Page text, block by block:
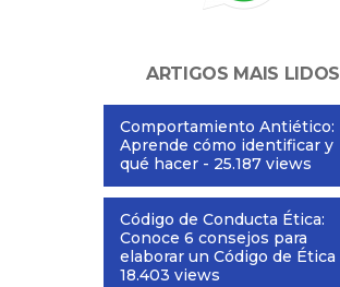
ARTIGOS MAIS LIDOS
Comportamiento Antiético:
Aprende cómo identificar y
qué hacer - 25.187 views
Código de Conducta Ética:
Conoce 6 consejos para
elaborar un Código de Ética
18.403 views